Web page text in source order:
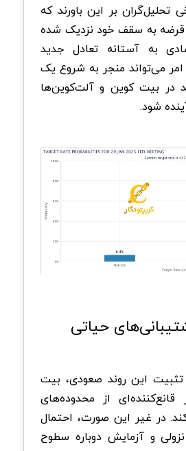
تحلیل‌گران بر این باورند که
قرضه به سقف خود نزدیک شده
به آستانه تعادل جدید
می‌تواند منجر به شروع یک
در بیت کوین و آلت‌کوین‌ها
حیاتی
تثبیت این روند صعودی، بیت
قانع‌کننده‌ای از محدوده‌های
در غیر این صورت، احتمال
و آزمایش دوباره سطوح